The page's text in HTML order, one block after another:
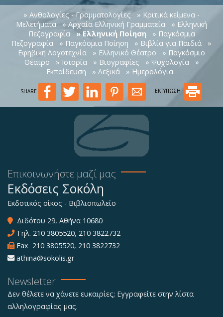
» Ανθολογίες - Γραμματολογίες
» Κριτικά κείμενα -
Μελετήματα
» Αρχαία Ελληνική Γραμματεία
» Ελληνική
Πεζογραφία
» Ελληνική Ποίηση
» Παγκόσμια
Πεζογραφία
» Παγκόσμια Ποίηση » Βιβλία για Παιδιά
»
Εφηβική Λογοτεχνία
» Ελληνικό Θέατρο
» Παγκόσμιο
Θέατρο
» Ιστορία » Βιογραφίες » Ψυχολογία
»
Εκπαίδευση
» Λεξικά » Ημερολόγια
SHARE ΕΚΤΥΠΩΣΗ
Επικοινωνήστε μαζί μας
Εκδόσεις Σοκόλη
Εκδοτικός οίκος - Βιβλιοπωλείο
Διδότου 29, Αθήνα 10680
Τηλ. 210 3805520, 210 3822732
Fax 210 3805520, 210 3822732
athina@sokolis.gr
Newsletter
Δεν θέλετε να χάνετε ευκαιρίες; Εγγραφείτε στην λίστα
αλληλογραφίας μας.